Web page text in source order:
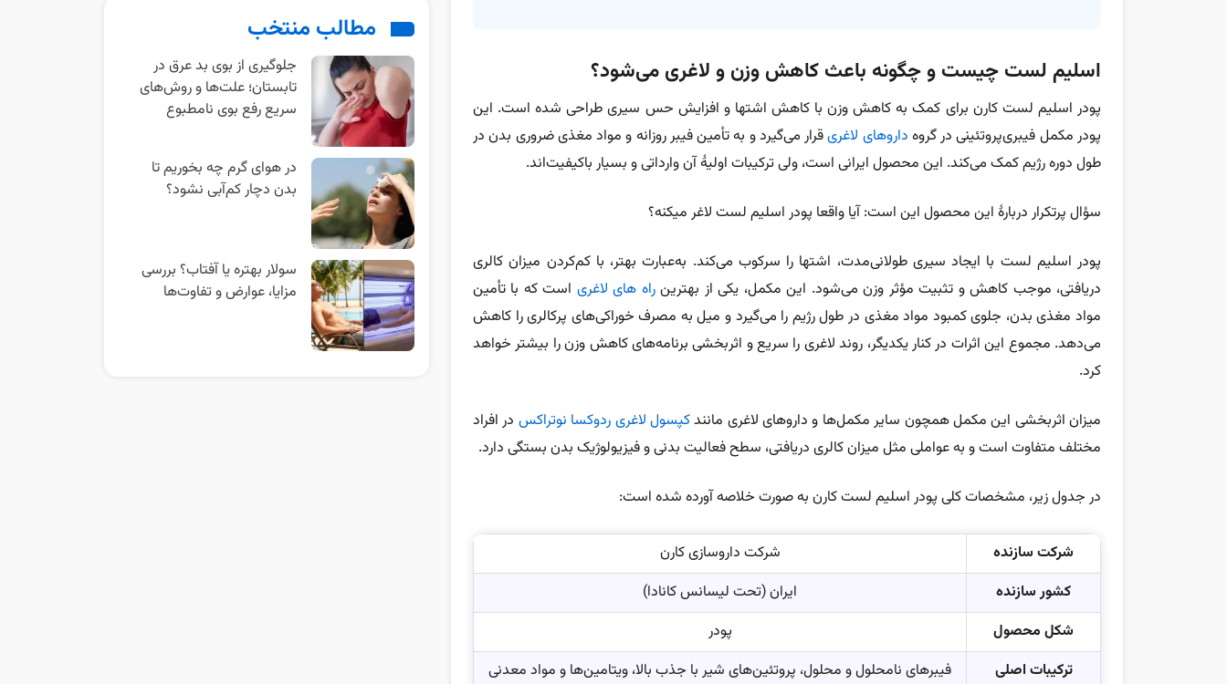
اسلیم لست چیست و چگونه باعث کاهش وزن و لاغری می‌شود؟
پودر اسلیم لست کارن برای کمک به کاهش وزن با کاهش اشتها و افزایش حس سیری طراحی شده است. این
پودر مکمل فیبری‌پروتئینی در گروه داروهای لاغریقرار می‌گیرد و به تأمین فیبر روزانه و مواد مغذی ضروری بدن در
طول دوره رژیم کمک می‌کند. این محصول ایرانی است، ولی ترکیبات اولیۀ آن وارداتی و بسیار باکیفیت‌اند.
سؤال پرتکرار دربارۀ این محصول این است: آیا واقعا پودر اسلیم لست لاغر میکنه؟
پودر اسلیم لست با ایجاد سیری طولانی‌مدت، اشتها را سرکوب می‌کند. به‌عبارت بهتر، با کم‌کردن میزان کالری
دریافتی، موجب کاهش و تثبیت مؤثر وزن می‌شود. این مکمل، یکی از بهترین راه های لاغری است که با تأمین
مواد مغذی بدن، جلوی کمبود مواد مغذی در طول رژیم‌ را می‌گیرد و میل به مصرف خوراکی‌های پرکالری را کاهش
می‌دهد. مجموع این اثرات در کنار یکدیگر، روند لاغری را سریع و اثربخشی برنامه‌های کاهش وزن را بیشتر خواهد
کرد.
میزان اثربخشی این مکمل همچون سایر مکمل‌ها و داروهای لاغری مانندکپسول لاغری ردوکسا نوتراکس در افراد
مختلف متفاوت است و به عواملی مثل میزان کالری دریافتی، سطح فعالیت بدنی و فیزیولوژیک بدن بستگی دارد.
در جدول زیر، مشخصات کلی پودر اسلیم لست کارن به‌ صورت خلاصه آورده شده است:
شرکت سازنده
شرکت داروسازی کارن
کشور سازنده
ایران (تحت لیسانس کانادا)
شکل محصول
پودر
ترکیبات اصلی
فیبرهای نامحلول و محلول، پروتئین‌های شیر با جذب بالا، ویتامین‌ها و مواد معدنی
مطالب منتخب
جلوگیری از بوی بد عرق در
تابستان؛ علت‌ها و روش‌های
سریع رفع بوی نامطبوع
در هوای گرم چه بخوریم تا
بدن دچار کم‌آبی نشود؟
سولار بهتره یا آفتاب؟ بررسی
مزایا، عوارض و تفاوت‌ها